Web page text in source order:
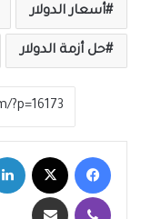
أسعار الدولار
حل أزمة الدولار
فيسبوك
ڤايبر مشاركة عبر البريد